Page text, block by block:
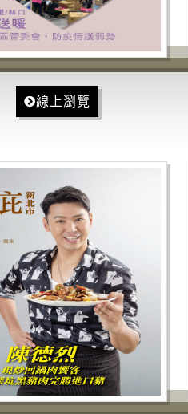
線上瀏覽